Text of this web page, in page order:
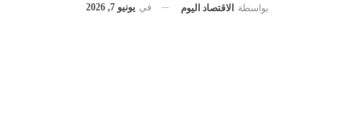
بواسطة الاقتصاد اليوم في يونيو 7, 2026